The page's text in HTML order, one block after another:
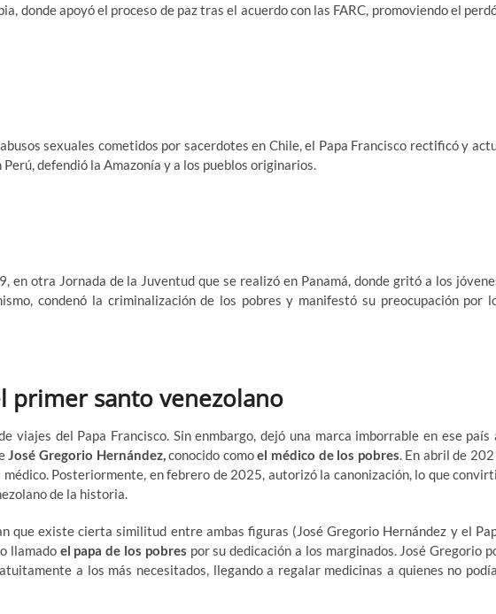
donde apoyó el proceso de paz tras el acuerdo con las FARC, promoviendo el
sexuales cometidos por sacerdotes en Chile, el Papa Francisco rectificó y
defendió la Amazonía y a los pueblos originarios.
en otra Jornada de la Juventud que se realizó en Panamá, donde gritó a los
condenó la criminalización de los pobres y manifestó su preocupación por
primer santo venezolano
viajes del Papa Francisco. Sin enmbargo, dejó una marca imborrable en ese país
José Gregorio Hernández,conocido comoel médico de los pobres. En abril de
Posteriormente, en febrero de 2025, autorizó la canonización, lo que
de la historia.
que existe cierta similitud entre ambas figuras (José Gregorio Hernández y el
llamado el papa de los pobres por su dedicación a los marginados. José Gregorio
a los más necesitados, llegando a regalar medicinas a quienes no